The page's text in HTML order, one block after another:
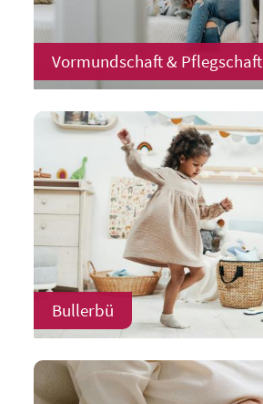
Vormundschaft & Pflegschaft
Bullerbü